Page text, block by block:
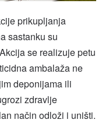
prikupljanja
sastanku su
se realizuje petu
ambalaža ne
deponijama ili
zdravlje
način odloži i uništi.